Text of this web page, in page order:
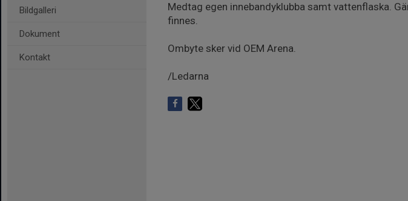
Bildgalleri
Dokument
Kontakt
Medtag egen innebandyklubba samt vattenflaska.
finnes.
Ombyte sker vid OEM Arena.
/Ledarna